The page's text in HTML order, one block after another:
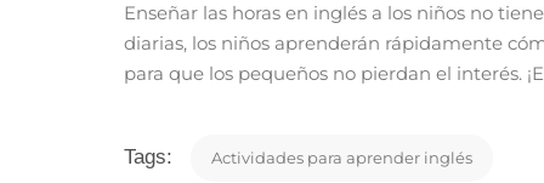
Enseñar las horas en inglés a los niños no
diarias, los niños aprenderán rápidamente
para que los pequeños no pierdan el interés.
Tags: Actividades para aprender inglés